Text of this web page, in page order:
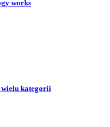
works
kategorii